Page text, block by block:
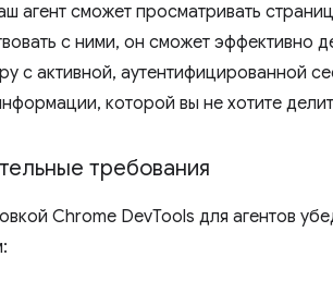
агент сможет просматривать
с ними, он сможет эффективно
с активной, аутентифицированной
которой вы не хотите
требования
Chrome DevTools для агентов